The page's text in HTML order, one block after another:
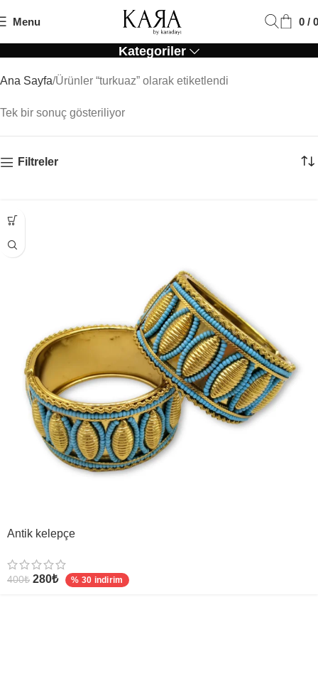
Menu 0 / 0
Turkuaz
Kategoriler
Ana Sayfa Ürünler “turkuaz” olarak etiketlendi
Tek bir sonuç gösteriliyor
Filtreler
Antik kelepçe
400₺ 280₺ % 30 indirim